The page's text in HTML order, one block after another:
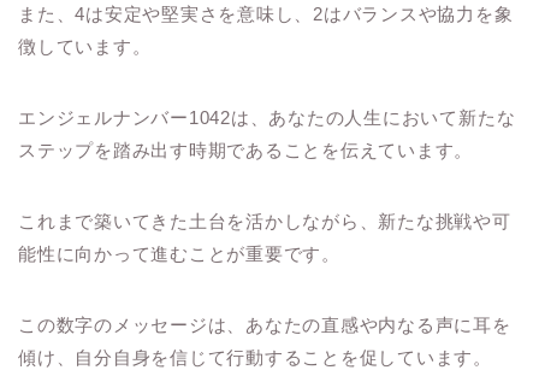
また、4は安定や堅実さを意味し、2はバランスや協力を象
徴しています。
エンジェルナンバー1042は、あなたの人生において新たな
ステップを踏み出す時期であることを伝えています。
これまで築いてきた土台を活かしながら、新たな挑戦や可
能性に向かって進むことが重要です。
この数字のメッセージは、あなたの直感や内なる声に耳を
傾け、自分自身を信じて行動することを促しています。